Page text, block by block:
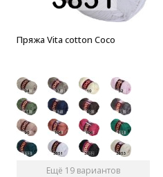
Пряжа Vita cotton Coco
Ещё 19 вариантов